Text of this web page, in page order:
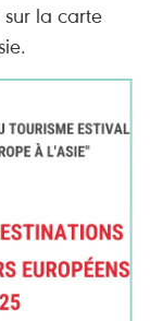
la carte